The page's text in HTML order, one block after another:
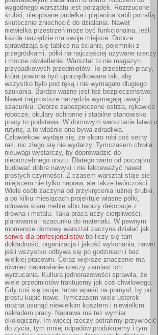
wygodnego warsztatu jest porządek. Rozrzucone
śrubki, nieopisane pudełka i plątanina kabli potrafią
skutecznie zniechęcić do działania. Nawet
niewielka przestrzeń może być funkcjonalna, jeśli
każde narzędzie ma swoje miejsce. Dobrze
sprawdzają się tablice na ścianie, pojemniki z
przegródkami, półki na najczęściej używane rzeczy
i mocne oświetlenie. Warsztat to nie magazyn
przypadkowych przedmiotów. To przestrzeń pracy,
która powinna być uporządkowana tak, aby
wszystko było pod ręką i nie wymagało długiego
szukania. Bardzo ważne jest też bezpieczeństwo.
Nawet najprostsze narzędzia wymagają uwagi i
szacunku. Dobrze zabezpieczone ostrza, rękawice
robocze, okulary ochronne i stabilne stanowisko
pracy to podstawa. W domowym warsztacie łatwo o
rutynę, a to właśnie ona bywa zdradliwa.
Człowiekowi wydaje się, że skoro robi coś setny
raz, nic złego się nie wydarzy. Tymczasem chwila
nieuwagi wystarczy, by doprowadzić do
niepotrzebnego urazu. Dlatego warto od początku
budować dobre nawyki i nie lekceważyć nawet
prostych czynności. Z czasem warsztat staje się
miejscem nie tylko napraw, ale także twórczości.
Wiele osób zaczyna od przykręcenia luźnej śrubki,
a po kilku miesiącach projektuje własne półki,
odnawia stare meble albo tworzy dekoracje z
drewna i metalu. Taka praca uczy cierpliwości,
planowania i szacunku do materiału. W pewnym
momencie domowy warsztat zaczyna działać jak
serwis dla profesjonalistówbo liczy się tam
dokładność, organizacja i jakość wykonania, nawet
jeśli wszystko odbywa się po godzinach i bez
wielkiej pracowni. Coraz większe znaczenie ma
również naprawianie rzeczy zamiast ich
wyrzucania. Kultura jednorazowości sprawiła, że
wiele przedmiotów traktujemy jak coś chwilowego.
Gdy coś się psuje, łatwo wpaść na pomysł, by po
prostu kupić nowe. Tymczasem wiele usterek
można usunąć niewielkim kosztem i niewielkim
nakładem pracy. Naprawa ma też wymiar
ekologiczny. Im więcej rzeczy potrafimy przywrócić
do życia, tym mniej odpadów produkujemy i tym